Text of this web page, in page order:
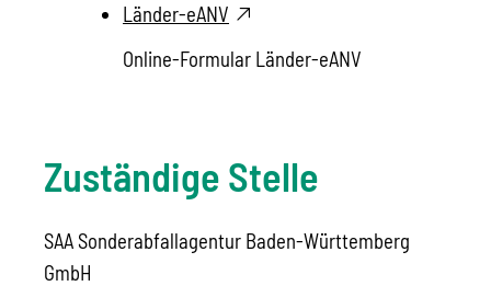
Länder-eANV
Online-Formular Länder-eANV
Zuständige Stelle
SAA Sonderabfallagentur Baden-Württemberg
GmbH